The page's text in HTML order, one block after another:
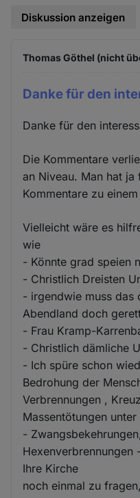
Diskussion anzeigen
Thomas Göthel (nicht
Danke für den
Danke für den
Die Kommentare
an Niveau. Man hat
Kommentare zu
Vielleicht wäre es
wie
- Könnte grad speien
- Christlich Dreisten
- irgendwie muss das
Abendland doch
- Frau Kramp-
- Christlich dämliche
- Ich spüre schon
Bedrohung der
Verbrennungen ,
Massentötungen
-
Ihre Kirche
noch einmal zu